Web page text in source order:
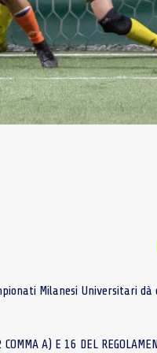
Milanesi Universitari
COMMA A) E 16 DEL